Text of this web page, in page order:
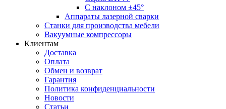
С наклоном ±45°
Аппараты лазерной сварки
Станки для производства мебели
Вакуумные компрессоры
Клиентам
Доставка
Оплата
Обмен и возврат
Гарантия
Политика конфиденциальности
Новости
Статьи